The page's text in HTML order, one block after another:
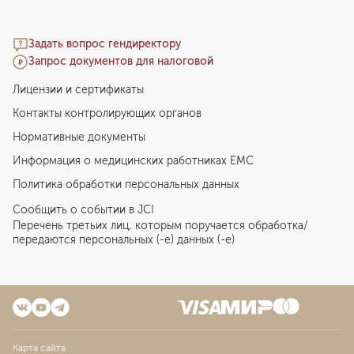
Задать вопрос гендиректору
Запрос документов для налоговой
Лицензии и сертификаты
Контакты контролирующих органов
Нормативные документы
Информация о медицинских работниках EMC
Политика обработки персональных данных
Сообщить о событии в JCI
Перечень третьих лиц, которым поручается обработка/
передаются персональных (-е) данных (-е)
Карта сайта